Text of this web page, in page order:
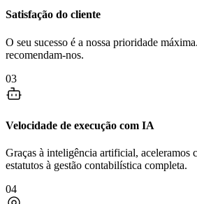
Satisfação do cliente
O seu sucesso é a nossa prioridade
recomendam-nos.
03
Velocidade de execução com IA
Graças à inteligência artificial, aceleramos
estatutos à gestão contabilística completa.
04